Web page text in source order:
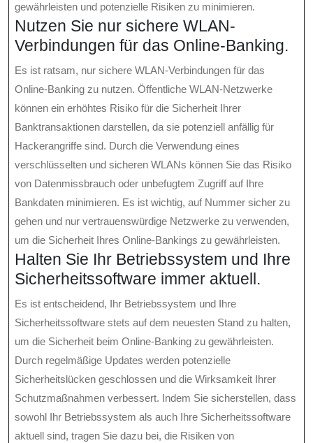
gewährleisten und potenzielle Risiken zu minimieren.
Nutzen Sie nur sichere WLAN-
Verbindungen für das Online-Banking.
Es ist ratsam, nur sichere WLAN-Verbindungen für das
Online-Banking zu nutzen. Öffentliche WLAN-Netzwerke
können ein erhöhtes Risiko für die Sicherheit Ihrer
Banktransaktionen darstellen, da sie potenziell anfällig für
Hackerangriffe sind. Durch die Verwendung eines
verschlüsselten und sicheren WLANs können Sie das Risiko
von Datenmissbrauch oder unbefugtem Zugriff auf Ihre
Bankdaten minimieren. Es ist wichtig, auf Nummer sicher zu
gehen und nur vertrauenswürdige Netzwerke zu verwenden,
um die Sicherheit Ihres Online-Bankings zu gewährleisten.
Halten Sie Ihr Betriebssystem und Ihre
Sicherheitssoftware immer aktuell.
Es ist entscheidend, Ihr Betriebssystem und Ihre
Sicherheitssoftware stets auf dem neuesten Stand zu halten,
um die Sicherheit beim Online-Banking zu gewährleisten.
Durch regelmäßige Updates werden potenzielle
Sicherheitslücken geschlossen und die Wirksamkeit Ihrer
Schutzmaßnahmen verbessert. Indem Sie sicherstellen, dass
sowohl Ihr Betriebssystem als auch Ihre Sicherheitssoftware
aktuell sind, tragen Sie dazu bei, die Risiken von